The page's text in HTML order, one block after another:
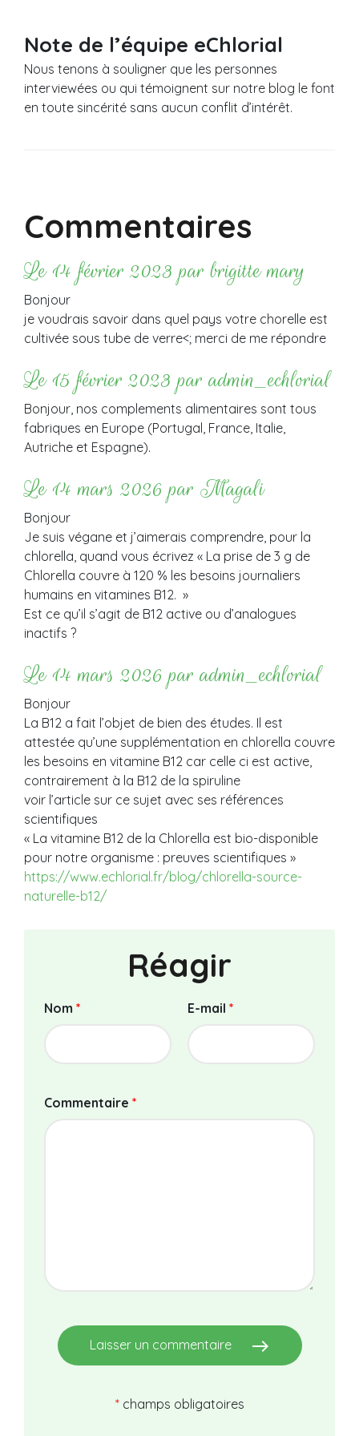
Note de l’équipe eChlorial
Nous tenons à souligner que les personnes
interviewées ou qui témoignent sur notre blog le font
en toute sincérité sans aucun conflit d’intérêt.
Commentaires
Le 14 février 2023 par brigitte mary
Bonjour
je voudrais savoir dans quel pays votre chorelle est
cultivée sous tube de verre<; merci de me répondre
Le 15 février 2023 par admin_echlorial
Bonjour, nos complements alimentaires sont tous
fabriques en Europe (Portugal, France, Italie,
Autriche et Espagne).
Le 14 mars 2026 par Magali
Bonjour
Je suis végane et j’aimerais comprendre, pour la
chlorella, quand vous écrivez « La prise de 3 g de
Chlorella couvre à 120 % les besoins journaliers
humains en vitamines B12. »
Est ce qu’il s’agit de B12 active ou d’analogues
inactifs ?
Le 14 mars 2026 par admin_echlorial
Bonjour
La B12 a fait l’objet de bien des études. Il est
attestée qu’une supplémentation en chlorella couvre
les besoins en vitamine B12 car celle ci est active,
contrairement à la B12 de la spiruline
voir l’article sur ce sujet avec ses références
scientifiques
« La vitamine B12 de la Chlorella est bio-disponible
pour notre organisme : preuves scientifiques »
https://www.echlorial.fr/blog/chlorella-source-
naturelle-b12/
Réagir
Nom * E-mail *
Commentaire *
Laisser un commentaire east
* champs obligatoires